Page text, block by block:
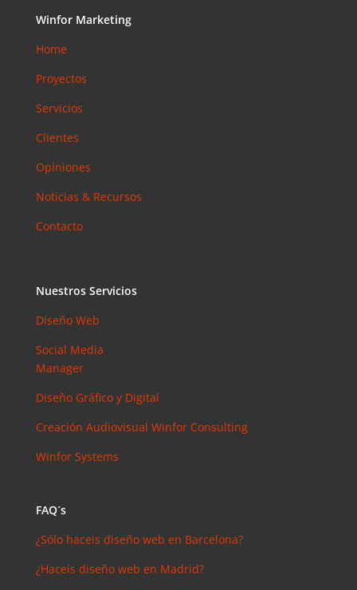
ad web
para
Barcelona:
la norma
obligatoria
Marketing
Por Qué
Canal con
Coment
arios
reciente
Mcgregor
¿para qué
Ikeren
Master en
Winfor Marketing
Home
Proyectos
Servicios
Clientes
Opiniones
Noticias & Recursos
Contacto
Nuestros Servicios
Diseño Web
Social Media
Manager
Diseño Gráfico y Digital
Creación Audiovisual Winfor Consulting
Winfor Systems
FAQ´s
¿Sólo haceis diseño web en Barcelona?
¿Haceis diseño web en Madrid?